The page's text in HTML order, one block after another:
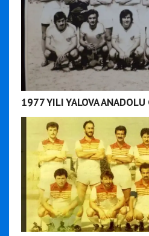
1977 YILI YALOVA ANADOLU